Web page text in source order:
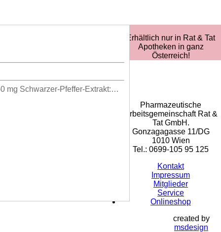
mg Schwarzer-Pfeffer-Extrakt:…
Erhältlich nur in Rat & Tat
Apotheken in ganz
Österreich!
Pharmazeutische
Arbeitsgemeinschaft Rat &
Tat GmbH.
Gonzagagasse 11/DG
1010 Wien
Tel.: 0699-105 95 125
Kontakt
Impressum
Mitglieder
Service
Onlineshop
created by
msdesign